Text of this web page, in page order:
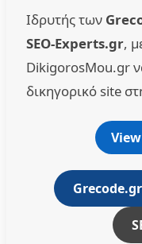
Ιδρυτής των
SEO-Experts.gr,
DikigorosMou.gr
δικηγορικό site
Grecode.gr